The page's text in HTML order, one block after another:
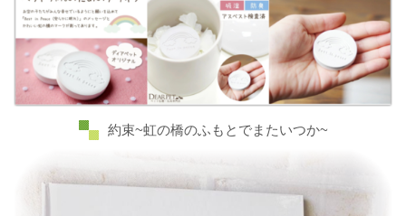
約束~虹の橋のふもとでまたいつか~